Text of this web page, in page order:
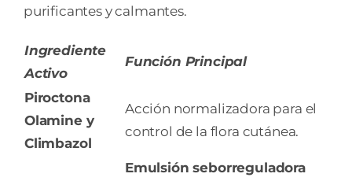
purificantes y calmantes.
Ingrediente
Activo
Función Principal
Piroctona
Olamine y
Climbazol
Acción normalizadora para el
control de la flora cutánea.
Emulsión seborreguladora